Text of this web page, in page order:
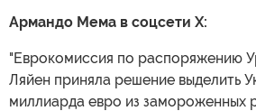
Армандо Мема в соцсети X:
"Еврокомиссия по распоряжению
Ляйен приняла решение выделить
миллиарда евро из замороженных